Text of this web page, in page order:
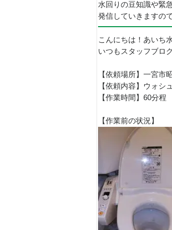
水回りの豆知識や緊
発信していきますの
こんにちは！あいち
いつもスタッフブロ
【依頼場所】一宮市
【依頼内容】ウォシ
【作業時間】60分程
【作業前の状況】